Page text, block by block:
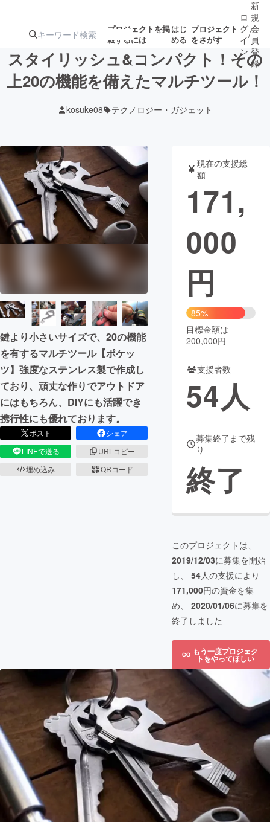
プロジェクトを掲
載するには
はじ
める
プロジェクト
をさがす
ターン
ジェクト
ロジェクト
アート・写真 音楽
テクノロジー・ガジェット ゲーム・サ
映像・映画
まちづくり・地域活性化
CAMPFIRE for Social Good
CAMPFIRE Creation
CAMPFIREふるさと納税
コミュニティ
ロ
グ
イ
ン
/
新
規
会
員
登
録
スタイリッシュ&コンパクト！その
上20の機能を備えたマルチツール！
kosuke08 テクノロジー・ガジェット
鍵より小さいサイズで、20の機能
を有するマルチツール【ポケッ
ツ】強度なステンレス製で作成し
ており、頑丈な作りでアウトドア
にはもちろん、DIYにも活躍でき
携行性にも優れております。
ポスト
シェア
LINEで送る
URLコピー
埋め込み
QRコード
現在の支援総
額
171,
000
円
85%
目標金額は
200,000円
支援者数
54人
募集終了まで残
り
終了
このプロジェクトは、
2019/12/03に募集を開始
し、 54人の支援により
171,000円の資金を集
め、 2020/01/06に募集を
終了しました
もう一度プロジェク
トをやってほしい